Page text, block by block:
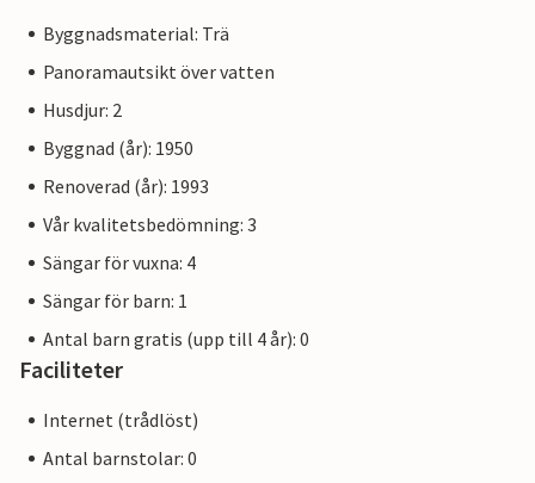
Byggnadsmaterial: Trä
Panoramautsikt över vatten
Husdjur: 2
Byggnad (år): 1950
Renoverad (år): 1993
Vår kvalitetsbedömning: 3
Sängar för vuxna: 4
Sängar för barn: 1
Antal barn gratis (upp till 4 år): 0
Faciliteter
Internet (trådlöst)
Antal barnstolar: 0